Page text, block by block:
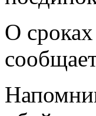
О сроках